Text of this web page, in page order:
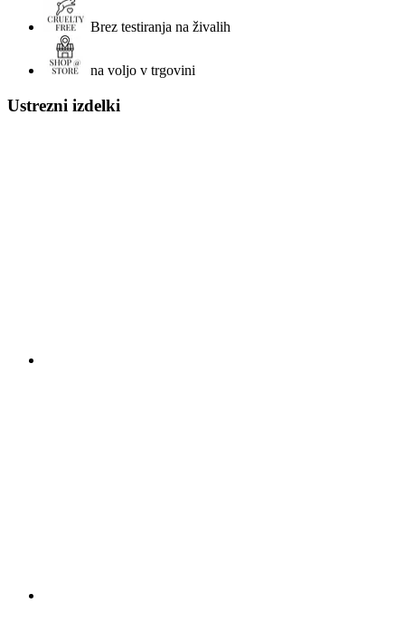
Brez testiranja na živalih
na voljo v trgovini
Ustrezni izdelki